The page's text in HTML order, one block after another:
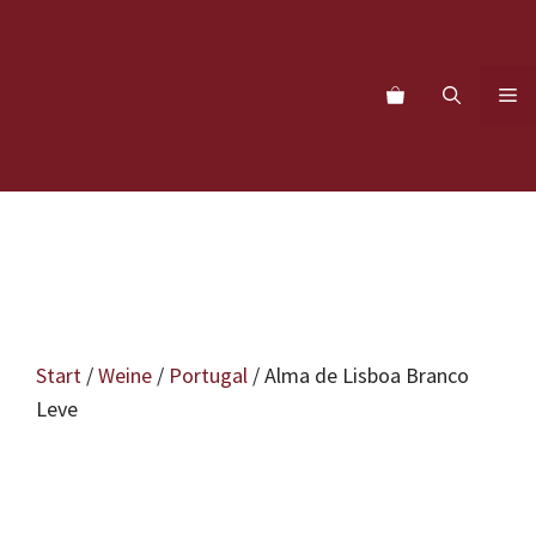
Start /Weine / Portugal / Alma de Lisboa Branco
Leve